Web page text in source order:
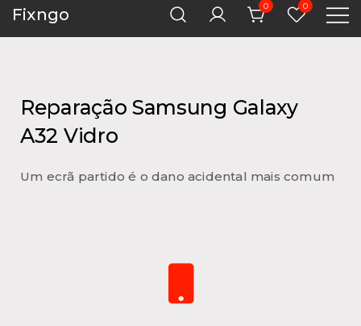
Fixngo 0 0
Reparação Samsung Galaxy
A32 Vidro
Um ecrã partido é o dano acidental mais comum